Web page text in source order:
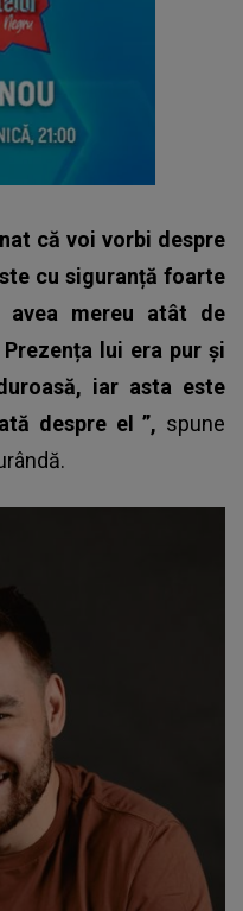
că voi vorbi despre
cu siguranță foarte
avea mereu atât de
lui era pur și
iar asta este
despre el ”, spune